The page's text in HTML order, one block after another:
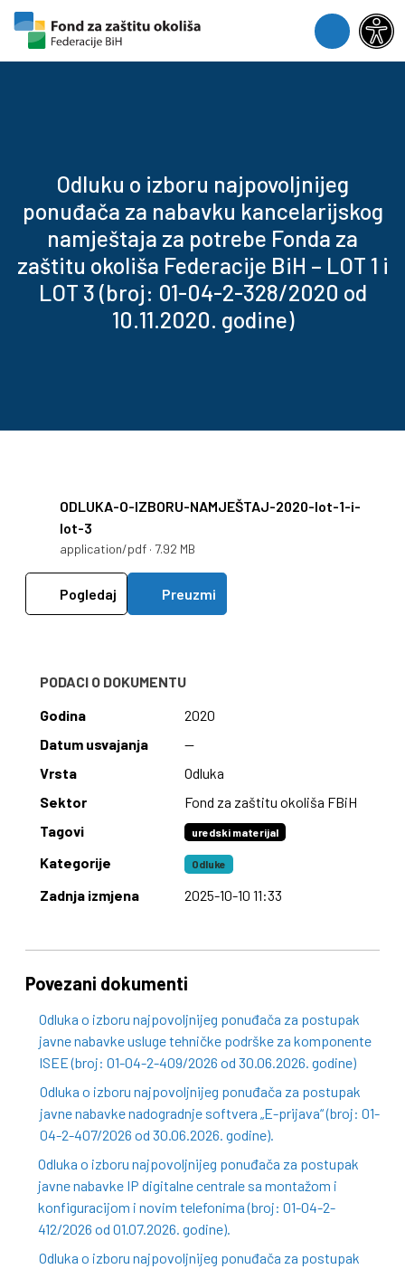
Skip to content
Skip to footer
Menu
Odluku o izboru najpovoljnijeg
ponuđača za nabavku kancelarijskog
namještaja za potrebe Fonda za
zaštitu okoliša Federacije BiH – LOT 1 i
LOT 3 (broj: 01-04-2-328/2020 od
10.11.2020. godine)
ODLUKA-O-IZBORU-NAMJEŠTAJ-2020-lot-1-i-
lot-3
application/pdf · 7.92 MB
Pogledaj Preuzmi
PODACI O DOKUMENTU
Godina
2020
Datum usvajanja
—
Vrsta
Odluka
Sektor
Fond za zaštitu okoliša FBiH
Tagovi
uredski materijal
Kategorije Odluke
Zadnja izmjena 2025-10-10 11:33
Povezani dokumenti
Odluka o izboru najpovoljnijeg ponuđača za postupak
javne nabavke usluge tehničke podrške za komponente
ISEE (broj: 01-04-2-409/2026 od 30.06.2026. godine)
Odluka o izboru najpovoljnijeg ponuđača za postupak
javne nabavke nadogradnje softvera „E-prijava“ (broj: 01-
04-2-407/2026 od 30.06.2026. godine).
Odluka o izboru najpovoljnijeg ponuđača za postupak
javne nabavke IP digitalne centrale sa montažom i
konfiguracijom i novim telefonima (broj: 01-04-2-
412/2026 od 01.07.2026. godine).
Odluka o izboru najpovoljnijeg ponuđača za postupak